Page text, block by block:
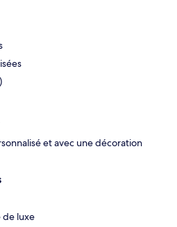
et avec une décoration
de luxe